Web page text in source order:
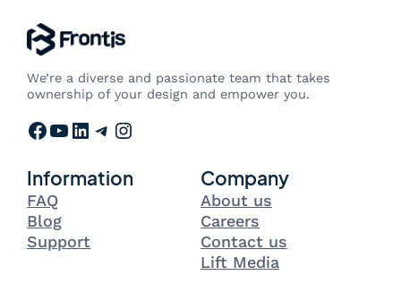
We’re a diverse and passionate team that takes
ownership of your design and empower you.
Facebook YouTube LinkedIn Telegram Instagram
Information
FAQ
Blog
Support
Company
About us
Careers
Contact us
Lift Media